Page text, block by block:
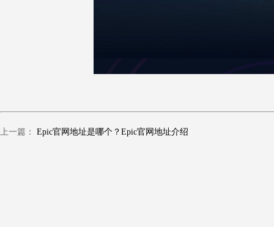
上一篇： Epic官网地址是哪个？Epic官网地址介绍